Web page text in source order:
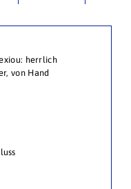
herrlich
von Hand